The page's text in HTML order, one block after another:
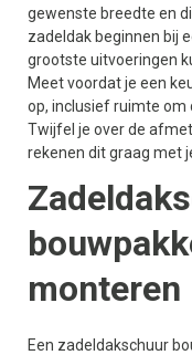
gewenste breedte en
zadeldak beginnen bij
grootste uitvoeringen
Meet voordat je een
op, inclusief ruimte om
Twijfel je over de
rekenen dit graag met
monteren
Een zadeldakschuur